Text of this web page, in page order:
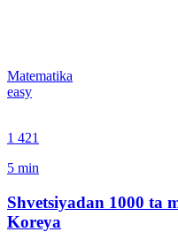
Matematika
easy
1 421
5 min
Shvetsiyadan 1000 ta
Koreya